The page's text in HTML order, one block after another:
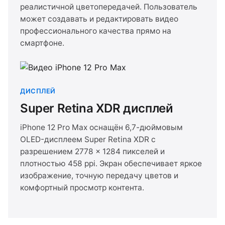
реалистичной цветопередачей. Пользователь
может создавать и редактировать видео
профессионального качества прямо на
смартфоне.
ДИСПЛЕЙ
Super Retina XDR дисплей
iPhone 12 Pro Max оснащён 6,7-дюймовым
OLED-дисплеем Super Retina XDR с
разрешением 2778 × 1284 пикселей и
плотностью 458 ppi. Экран обеспечивает яркое
изображение, точную передачу цветов и
комфортный просмотр контента.